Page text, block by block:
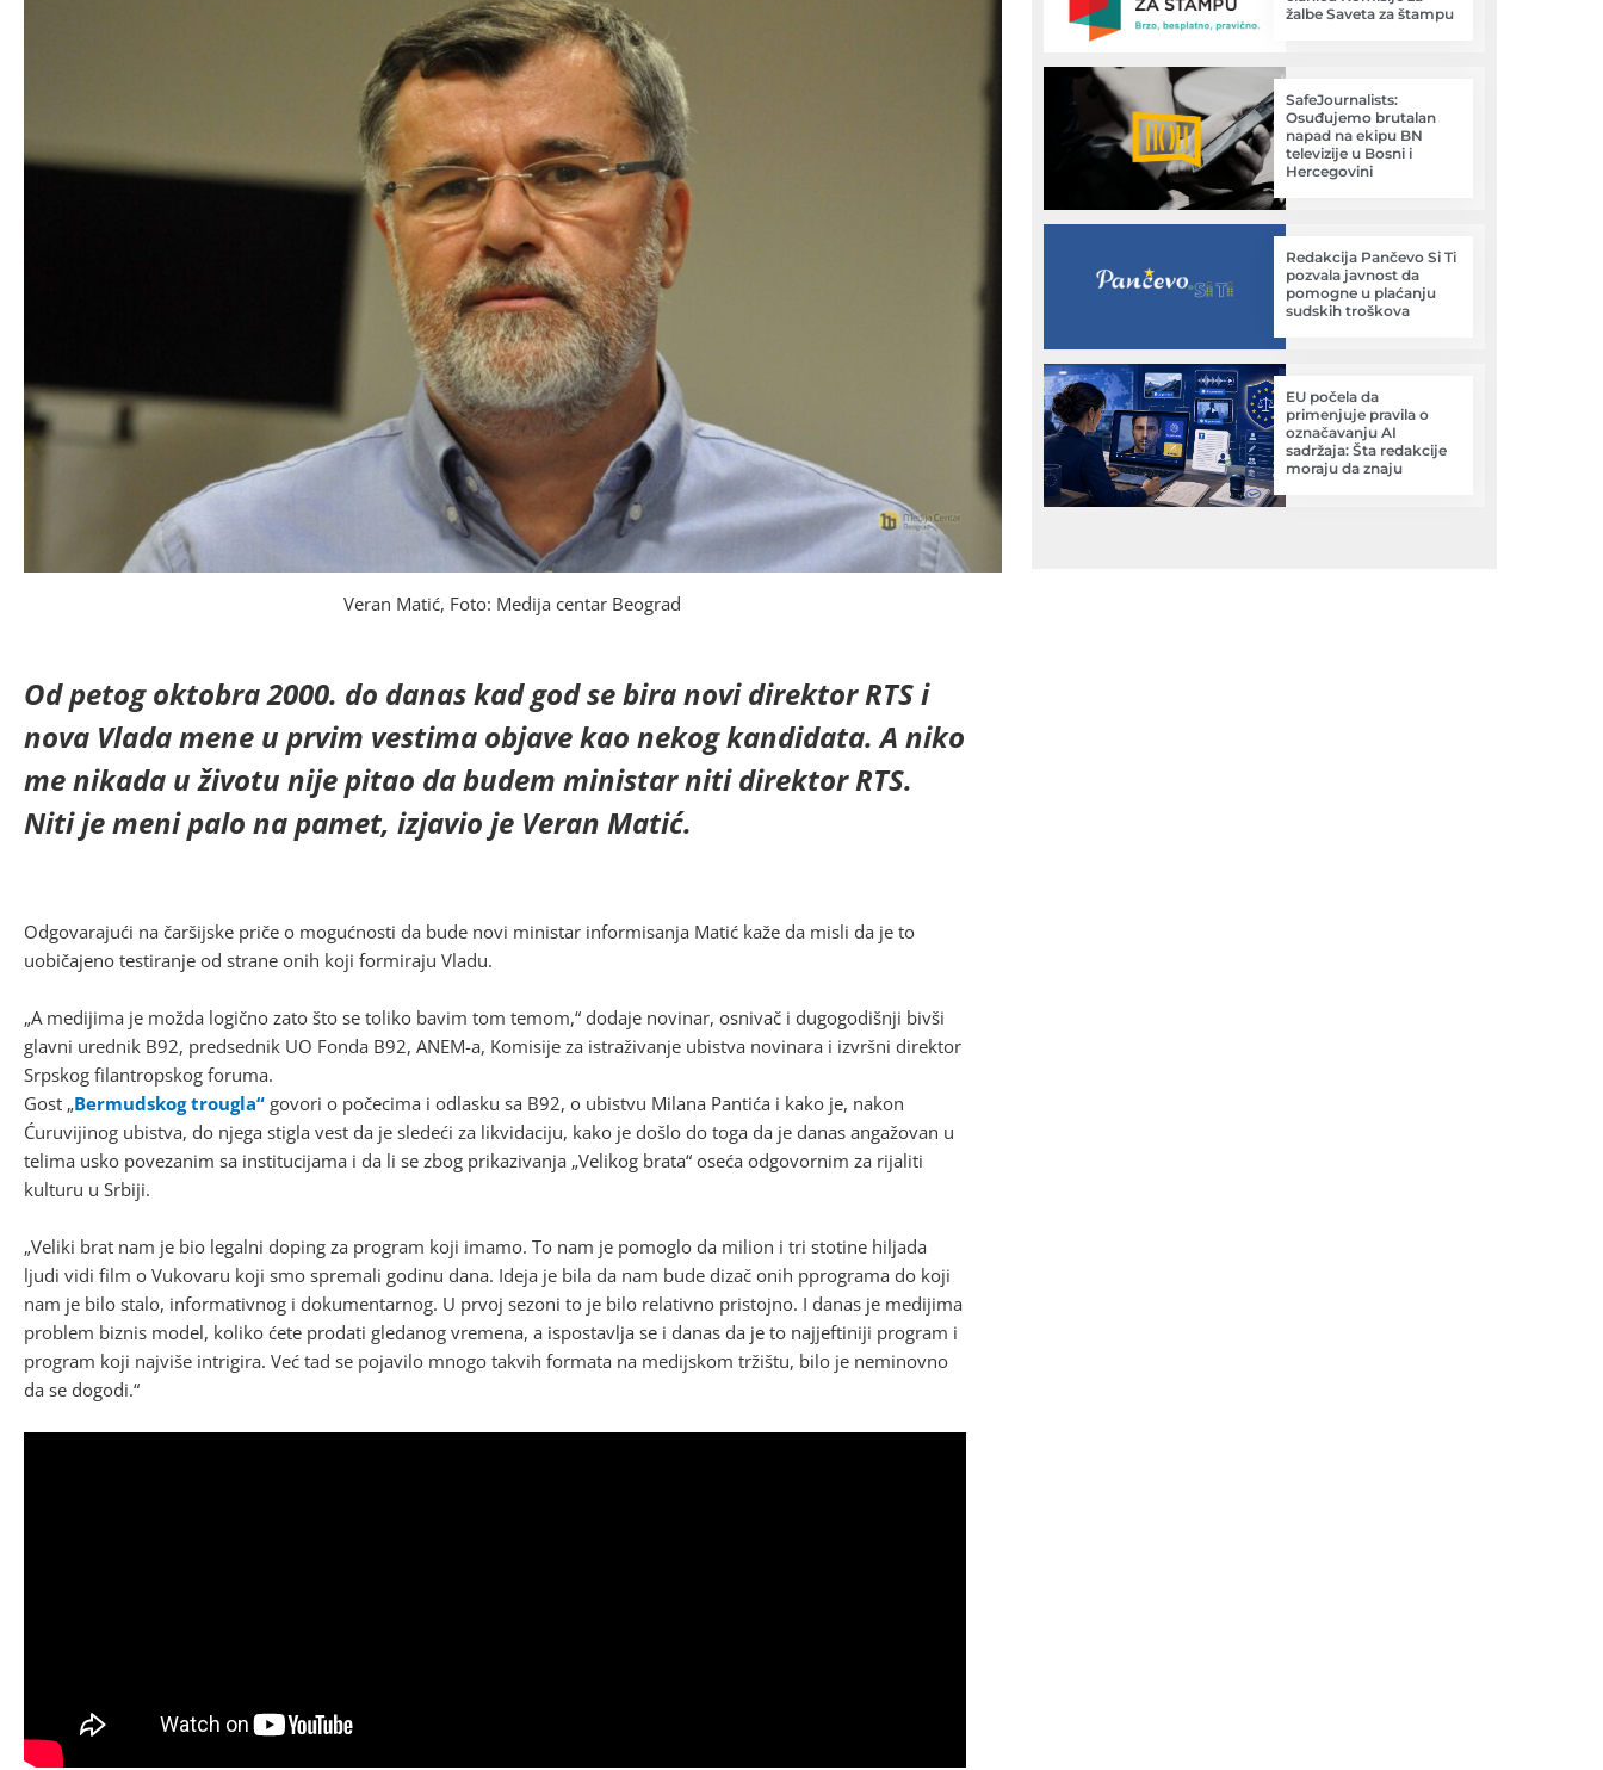
Veran Matić, Foto: Medija centar Beograd
Od petog oktobra 2000. do danas kad god se bira novi direktor RTS i
nova Vlada mene u prvim vestima objave kao nekog kandidata. A niko
me nikada u životu nije pitao da budem ministar niti direktor RTS.
Niti je meni palo na pamet, izjavio je Veran Matić.
Odgovarajući na čaršijske priče o mogućnosti da bude novi ministar informisanja Matić kaže da misli da je to
uobičajeno testiranje od strane onih koji formiraju Vladu.
„A medijima je možda logično zato što se toliko bavim tom temom,“ dodaje novinar, osnivač i dugogodišnji bivši
glavni urednik B92, predsednik UO Fonda B92, ANEM-a, Komisije za istraživanje ubistva novinara i izvršni direktor
Srpskog filantropskog foruma.
Gost „Bermudskog trougla“ govori o počecima i odlasku sa B92, o ubistvu Milana Pantića i kako je, nakon
Ćuruvijinog ubistva, do njega stigla vest da je sledeći za likvidaciju, kako je došlo do toga da je danas angažovan u
telima usko povezanim sa institucijama i da li se zbog prikazivanja „Velikog brata“ oseća odgovornim za rijaliti
kulturu u Srbiji.
„Veliki brat nam je bio legalni doping za program koji imamo. To nam je pomoglo da milion i tri stotine hiljada
ljudi vidi film o Vukovaru koji smo spremali godinu dana. Ideja je bila da nam bude dizač onih pprograma do koji
nam je bilo stalo, informativnog i dokumentarnog. U prvoj sezoni to je bilo relativno pristojno. I danas je medijima
problem biznis model, koliko ćete prodati gledanog vremena, a ispostavlja se i danas da je to najjeftiniji program i
program koji najviše intrigira. Već tad se pojavilo mnogo takvih formata na medijskom tržištu, bilo je neminovno
da se dogodi.“
žalbe Saveta za štampu
SafeJournalists:
Osuđujemo brutalan
napad na ekipu BN
televizije u Bosni i
Hercegovini
Redakcija Pančevo Si Ti
pozvala javnost da
pomogne u plaćanju
sudskih troškova
EU počela da
primenjuje pravila o
označavanju AI
sadržaja: Šta redakcije
moraju da znaju